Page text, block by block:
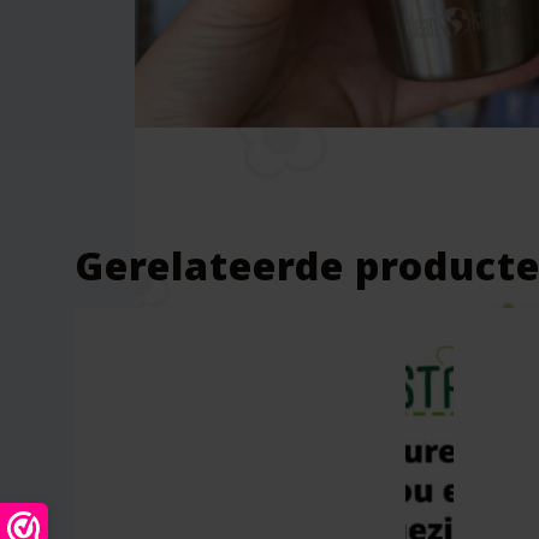
Wees de eerste om
Je e-mailadres wordt niet
Gerelateerde